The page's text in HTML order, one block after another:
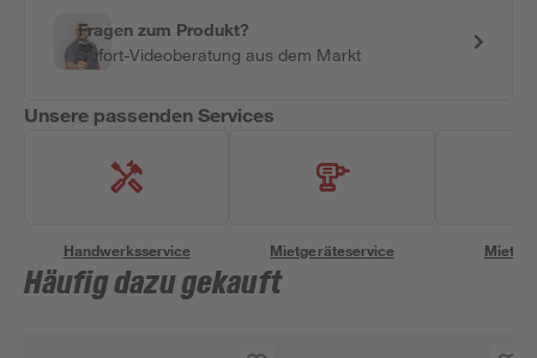
Fragen zum Produkt?
Sofort-Videoberatung aus dem Markt
Unsere passenden Services
Handwerksservice Mietgeräteservice
Häufig dazu gekauft